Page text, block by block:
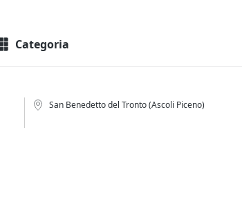
Categoria
San Benedetto del Tronto (Ascoli Piceno)